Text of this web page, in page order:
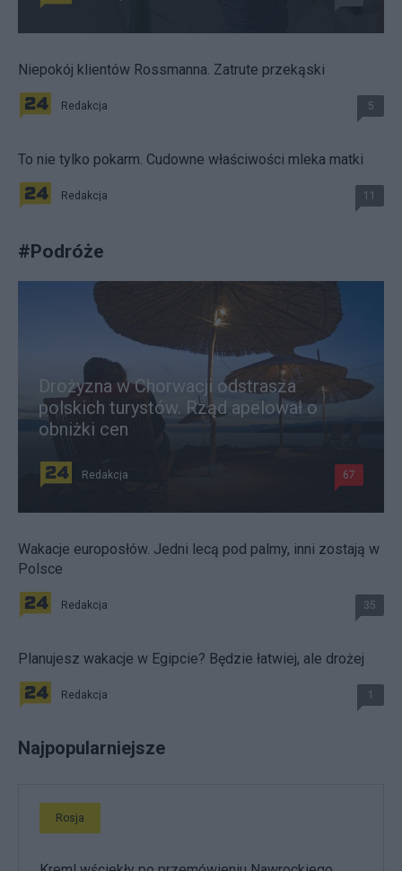
Niepokój klientów Rossmanna. Zatrute przekąski
Redakcja 5
To nie tylko pokarm. Cudowne właściwości mleka matki
Redakcja 11
#Podróże
Drożyzna w Chorwacji odstrasza
polskich turystów. Rząd apelował o
obniżki cen
Redakcja 67
Wakacje europosłów. Jedni lecą pod palmy, inni zostają w
Polsce
Redakcja 35
Planujesz wakacje w Egipcie? Będzie łatwiej, ale drożej
Redakcja 1
Najpopularniejsze
Rosja